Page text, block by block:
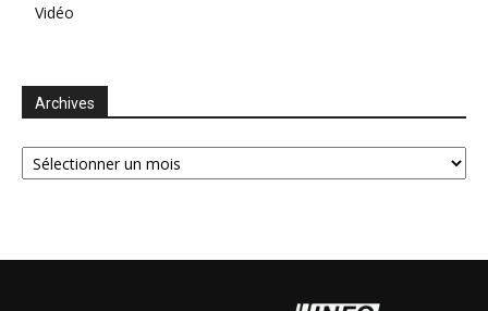
Vidéo
Archives
Archives